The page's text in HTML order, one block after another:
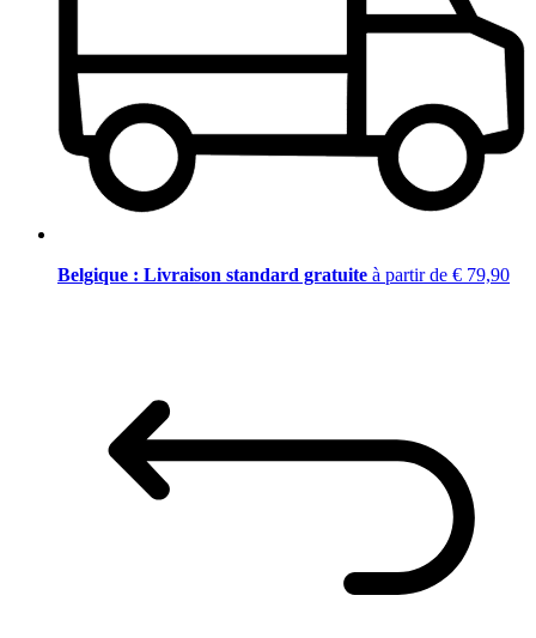
Belgique : Livraison standard gratuite à partir de € 79,90